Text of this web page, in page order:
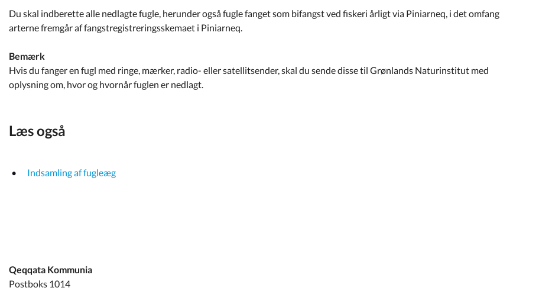
Du skal indberette alle nedlagte fugle, herunder også fugle fanget som bifangst ved fiskeri årligt via Piniarneq, i det omfang
arterne fremgår af fangstregistreringsskemaet i Piniarneq.
Bemærk
Hvis du fanger en fugl med ringe, mærker, radio- eller satellitsender, skal du sende disse til Grønlands Naturinstitut med
oplysning om, hvor og hvornår fuglen er nedlagt.
Læs også
Indsamling af fugleæg
Qeqqata Kommunia
Postboks 1014